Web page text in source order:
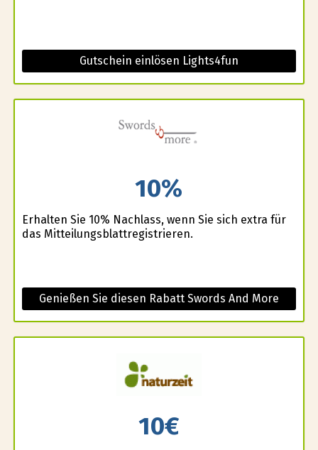
Gutschein einlösen Lights4fun
10%
Erhalten Sie 10% Nachlass, wenn Sie sich extra für
das Mitteilungsblattregistrieren.
Genießen Sie diesen Rabatt Swords And More
10€